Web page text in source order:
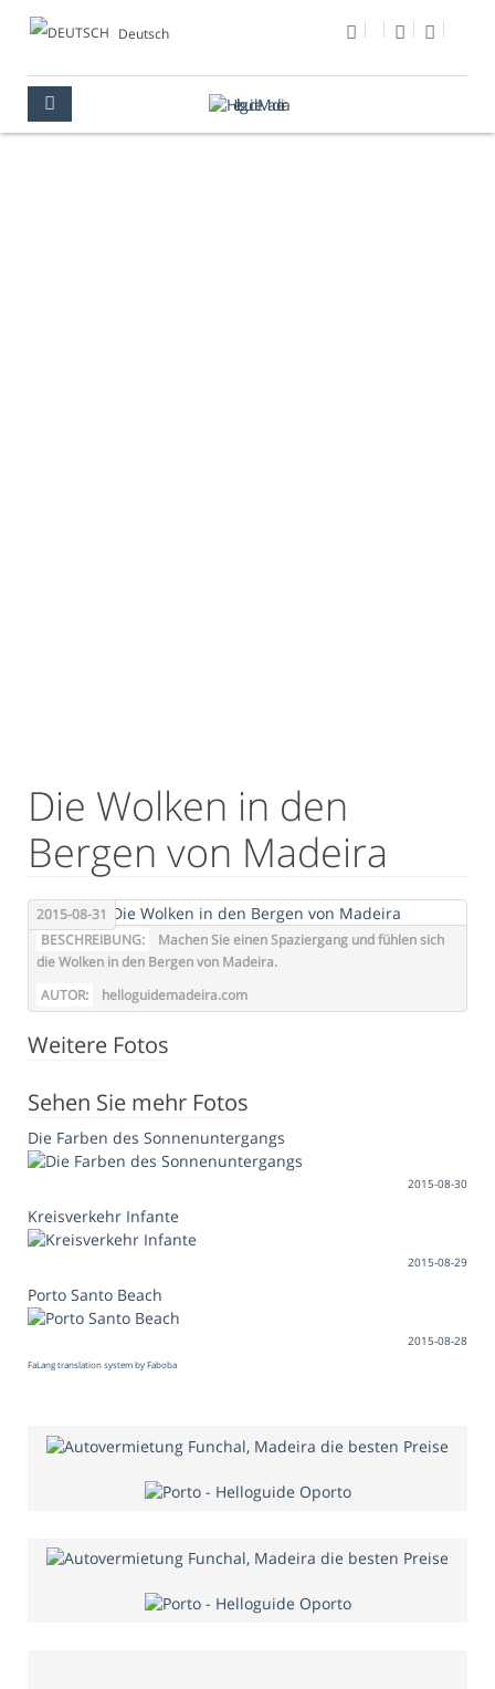
Deutsch
Die Wolken in den
Bergen von Madeira
2015-08-31
BESCHREIBUNG:
Machen Sie einen Spaziergang und fühlen sich
die Wolken in den Bergen von Madeira.
AUTOR:
helloguidemadeira.com
Weitere Fotos
Sehen Sie mehr Fotos
Die Farben des Sonnenuntergangs
2015-08-30
Kreisverkehr Infante
2015-08-29
Porto Santo Beach
2015-08-28
FaLang translation system by Faboba